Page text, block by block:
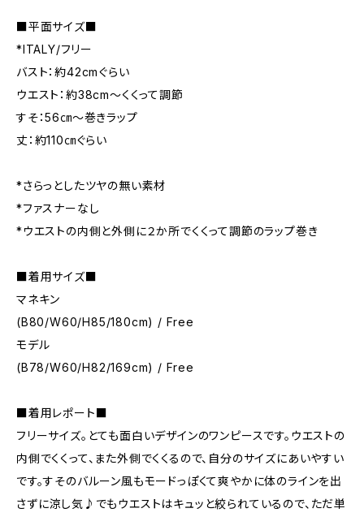
■平面サイズ■
*ITALY/フリー
バスト：約42cmぐらい
ウエスト：約38cm～くくって調節
すそ：56㎝～巻きラップ
丈：約110㎝ぐらい
*さらっとしたツヤの無い素材
*ファスナーなし
*ウエストの内側と外側に２か所でくくって調節のラップ巻き
■着用サイズ■
マネキン
(B80/W60/H85/180cm) / Free
モデル
(B78/W60/H82/169cm) / Free
■着用レポート■
フリーサイズ。とても面白いデザインのワンピースです。ウエストの
内側でくくって、また外側でくくるので、自分のサイズにあいやすい
です。すそのバルーン風もモードっぽくて爽やかに体のラインを出
さずに涼し気♪でもウエストはキュッと絞られているので、ただ単